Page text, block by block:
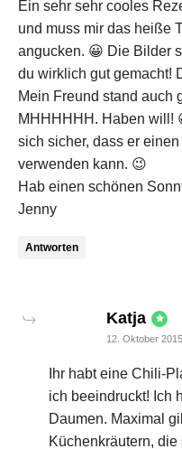
Ein sehr sehr cooles
und muss mir das heiße
angucken. 😀 Die Bilder
du wirklich gut gemacht!
Mein Freund stand auch
MHHHHHH. Haben will!
sich sicher, dass er
verwenden kann. 😉
Hab einen schönen
Jenny
Antworten
Katja
12. Oktober
Ihr habt eine Chili-
ich beeindruckt! Ich
Daumen. Maximal
Küchenkräutern,